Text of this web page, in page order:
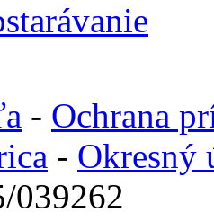
- Ochrana
- Okresný
039262